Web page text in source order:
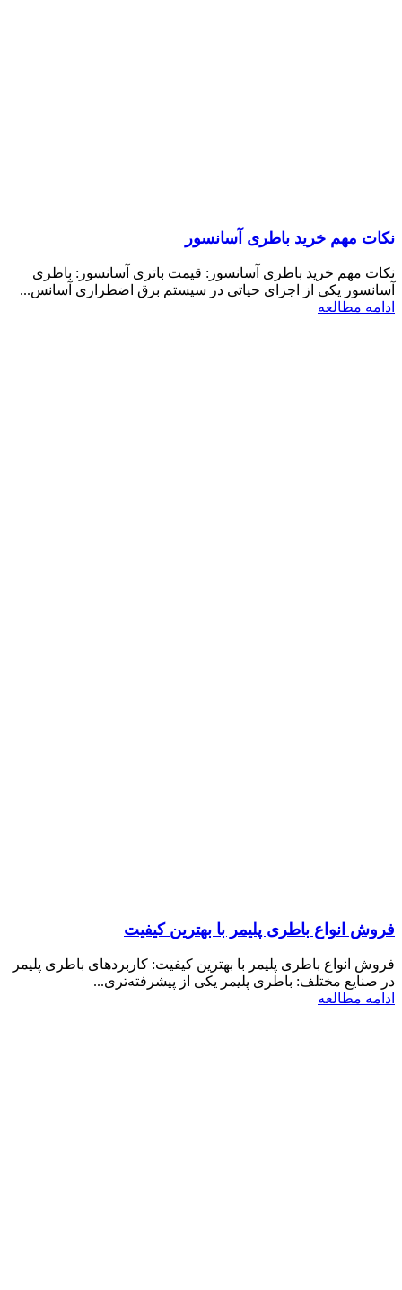
نکات مهم خرید باطری آسانسور
نکات مهم خرید باطری آسانسور: قیمت باتری آسانسور: باطری
آسانسور یکی از اجزای حیاتی در سیستم برق اضطراری آسانس...
ادامه مطالعه
فروش انواع باطری پلیمر با بهترین کیفیت
فروش انواع باطری پلیمر با بهترین کیفیت: کاربردهای باطری پلیمر
در صنایع مختلف: باطری پلیمر یکی از پیشرفته‌تری...
ادامه مطالعه